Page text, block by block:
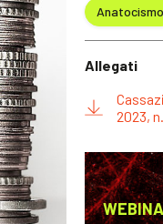
Anatocismo
Allegati
2023,